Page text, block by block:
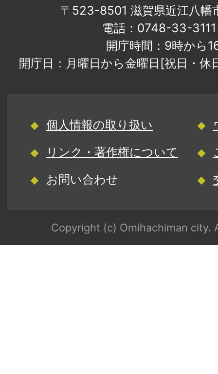
〒523-8501 滋賀県近江八幡
電話：0748-33-
開庁時間：9時から
開庁日：月曜日から金曜日[祝日・
個人情報の取り扱い
リンク・著作権について
お問い合わせ
Copyright (c) Omihachiman city.